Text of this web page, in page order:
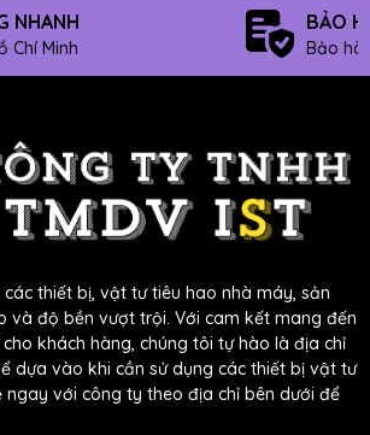
NHANH
Chí Minh
BẢO
Bảo
các thiết bị, vật tư tiêu hao nhà máy, sản
và độ bền vượt trội. Với cam kết mang đến
khách hàng, chúng tôi tự hào là địa chỉ
dựa vào khi cần sử dụng các thiết bị vật tư
ngay với công ty theo địa chỉ bên dưới để